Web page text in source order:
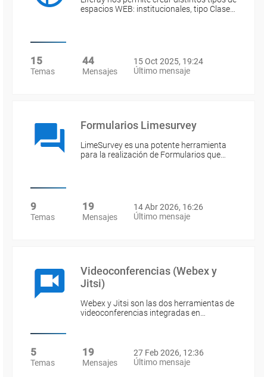
espacios WEB: institucionales, tipo Clase…
15
Temas
44
Mensajes
15 Oct 2025, 19:24
Último mensaje
Formularios Limesurvey
LimeSurvey es una potente herramienta
para la realización de Formularios que…
9
Temas
19
Mensajes
14 Abr 2026, 16:26
Último mensaje
Videoconferencias (Webex y
Jitsi)
Webex y Jitsi son las dos herramientas de
videoconferencias integradas en…
5
Temas
19
Mensajes
27 Feb 2026, 12:36
Último mensaje